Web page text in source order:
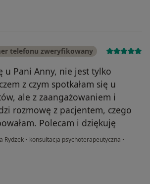
telefonu zweryfikowany
u Pani Anny, nie jest tylko
z czym spotkałam się u
ale z zaangażowaniem i
rozmowę z pacjentem, czego
Polecam i dziękuję
Rydzek • konsultacja psychoterapeutyczna •